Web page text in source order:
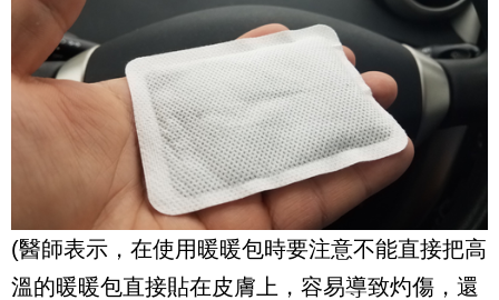
(醫師表示，在使用暖暖包時要注意不能直接把高
溫的暖暖包直接貼在皮膚上，容易導致灼傷，還